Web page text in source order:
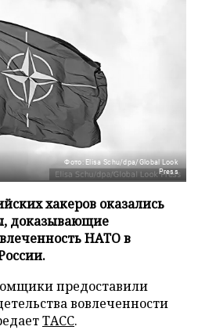
Фото: Elisa Schu/dpa/Global Look
Press
хакеров оказались
доказывающие
НАТО в
предоставили
вовлеченности
ТАСС.